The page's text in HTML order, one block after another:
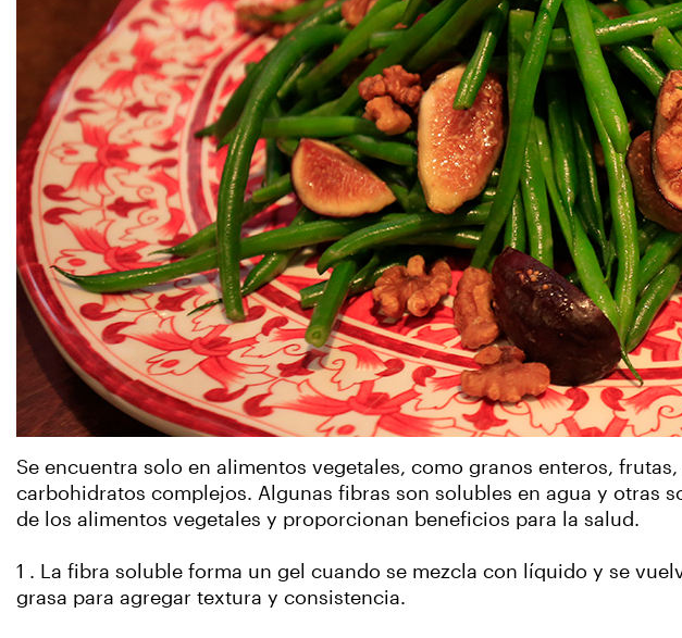
Se encuentra solo en alimentos vegetales, como granos enteros,
carbohidratos complejos. Algunas fibras son solubles en agua y otras
de los alimentos vegetales y proporcionan beneficios para la salud.
1 . La fibra soluble forma un gel cuando se mezcla con líquido y se
grasa para agregar textura y consistencia.